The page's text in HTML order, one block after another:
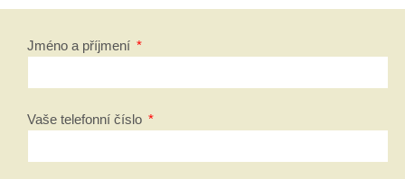
Jméno a příjmení *
Vaše telefonní číslo *